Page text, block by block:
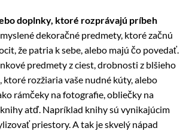
doplnky, ktoré rozprávajú príbeh
dekoračné predmety, ktoré začnú
že patria k sebe, alebo majú čo povedať.
predmety z ciest, drobnosti z blšieho
ktoré rozžiaria vaše nudné kúty, alebo
rámčeky na fotografie, obliečky na
atď. Napríklad knihy sú vynikajúcim
priestory. A tak je skvelý nápad